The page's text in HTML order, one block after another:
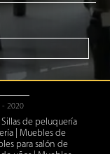
- 2020
Sillas de peluquería
Muebles de
para salón de